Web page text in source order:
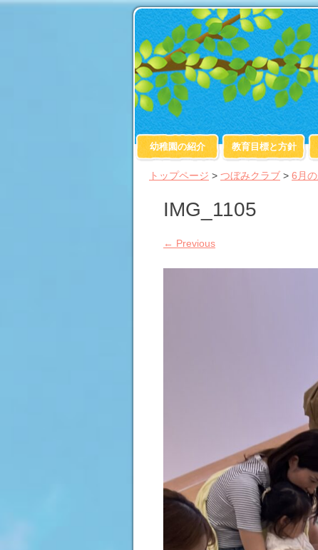
幼稚園の紹介 教育目標と方針
トップページ > つぼみクラブ > 6月
IMG_1105
← Previous